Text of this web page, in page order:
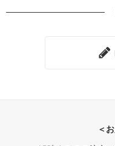
＜